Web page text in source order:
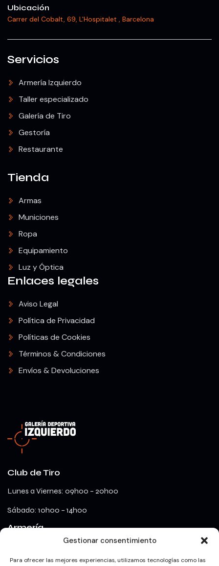
Gestionar consentimiento
Para ofrecer las mejores experiencias, utilizamos tecnologías como las
Club de Tiro
Lunes a Viernes: 09h00 – 20h00
Sábado: 10h00 – 14h00
Armería
lunes a viernes: 09h00 – 18h00
Ubicación
Carrer del Cobalt, 69, L'Hospitalet , Barcelona
Servicios
Armería Izquierdo
Taller especializado
Galería de Tiro
Gestoría
Restaurante
Tienda
Armas
Municiones
Ropa
Equipamiento
Luz y Óptica
Enlaces legales
Aviso Legal
Política de Privacidad
Políticas de Cookies
Términos & Condiciones
Envíos & Devoluciones